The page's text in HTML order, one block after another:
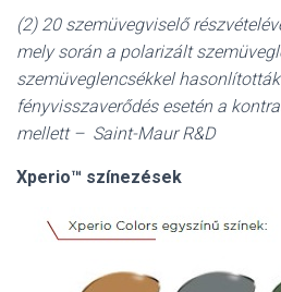
(2) 20 szemüvegviselő
mely során a polarizált
szemüveglencsékkel
fényvisszaverődés esetén a
mellett – Saint-Maur R&D
Xperio™ színezések